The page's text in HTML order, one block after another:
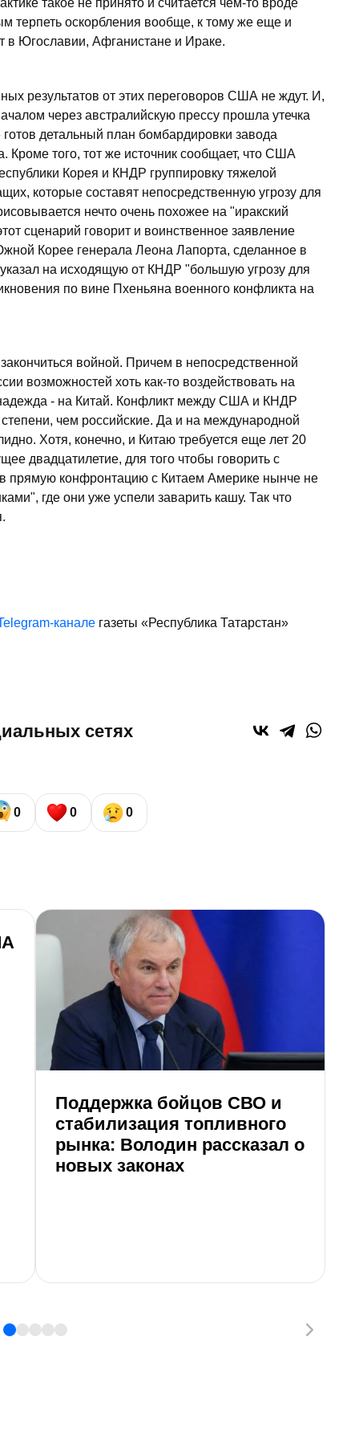
такое не принято и считается чем-то вроде
терпеть оскорбления вообще, к тому же еще и
в Югославии, Афганистане и Ираке.
результатов от этих переговоров США не ждут. И,
через австралийскую прессу прошла утечка
детальный план бомбардировки завода
Кроме того, тот же источник сообщает, что США
Корея и КНДР группировку тяжелой
которые составят непосредственную угрозу для
нечто очень похожее на "иракский
сценарий говорит и воинственное заявление
Корее генерала Леона Лапорта, сделанное в
на исходящую от КНДР "большую угрозу для
по вине Пхеньяна военного конфликта на
войной. Причем в непосредственной
возможностей хоть как-то воздействовать на
надежда - на Китай. Конфликт между США и КНДР
чем российские. Да и на международной
Хотя, конечно, и Китаю требуется еще лет 20
двадцатилетие, для того чтобы говорить с
прямую конфронтацию с Китаем Америке нынче не
где они уже успели заварить кашу. Так что
канале газеты «Республика Татарстан»
сетях
0 0 0
Поддержка бойцов СВО и
стабилизация топливного
рынка: Володин рассказал о
новых законах